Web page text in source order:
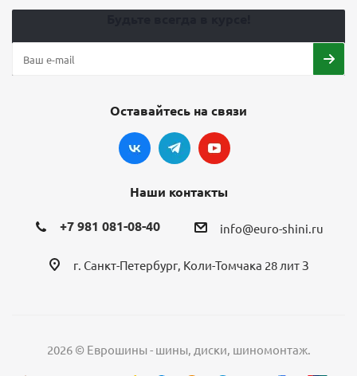
Оставайтесь на связи
Наши контакты
+7 981 081-08-40 info@euro-shini.ru
г. Санкт-Петербург, Коли-Томчака 28 лит З
2026 © Еврошины - шины, диски, шиномонтаж.